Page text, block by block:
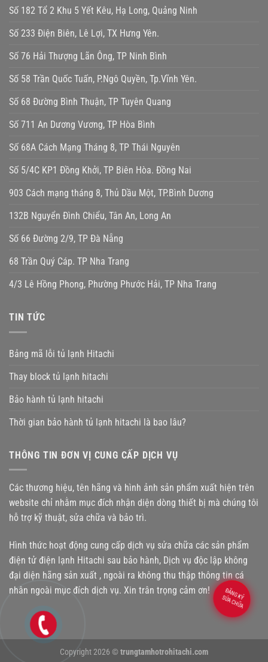
Số 182 Tổ 2 Khu 5 Yết Kêu, Hạ Long, Quảng Ninh
Số 233 Điện Biên, Lê Lợi, TX Hưng Yên.
Số 76 Hải Thượng Lãn Ông, TP Ninh Bình
Số 58 Trần Quốc Tuấn, P.Ngô Quyền, Tp.Vĩnh Yên.
Số 68 Đường Bình Thuận, TP Tuyên Quang
Số 711 An Dương Vương, TP Hòa Bình
Số 68A Cách Mạng Tháng 8, TP Thái Nguyên
Số 5/4C KP1 Đồng Khởi, TP Biên Hòa. Đồng Nai
903 Cách mạng tháng 8, Thủ Dầu Một, TP.Bình Dương
132B Nguyển Đình Chiểu, Tân An, Long An
Số 66 Đường 2/9, TP Đà Nẵng
68 Trần Quý Cáp. TP Nha Trang
4/3 Lê Hồng Phong, Phường Phước Hải, TP Nha Trang
TIN TỨC
Bảng mã lỗi tủ lạnh Hitachi
Thay block tủ lạnh hitachi
Bảo hành tủ lạnh hitachi
Thời gian bảo hành tủ lạnh hitachi là bao lâu?
THÔNG TIN ĐƠN VỊ CUNG CẤP DỊCH VỤ
Các thương hiệu, tên hãng và hình ảnh sản phẩm xuất hiện trên
website chỉ nhằm mục đích nhận diện dòng thiết bị mà chúng tôi
hỗ trợ kỹ thuật, sửa chữa và bảo trì.
Hình thức hoạt động cung cấp dịch vụ sửa chữa các sản phẩm
điện tử điện lạnh Hitachi sau bảo hành, Dịch vụ độc lập không
đại diện hãng sản xuất , ngoài ra không thu thập thông tin cá
nhân ngoài mục đích dịch vụ. Xin trân trọng cảm ơn!
Copyright 2026 © trungtamhotrohitachi.com
ĐĂNG KÝ
SỬA CHỮA